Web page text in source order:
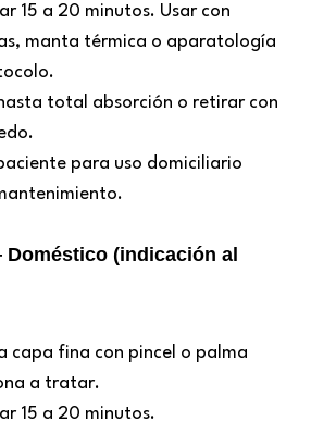
15 a 20 minutos. Usar con
manta térmica o aparatología
total absorción o retirar con
para uso domiciliario
(indicación al
capa fina con pincel o palma
a tratar.
15 a 20 minutos.